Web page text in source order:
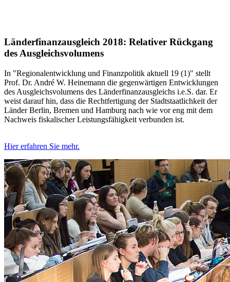
Länderfinanzausgleich 2018: Relativer Rückgang
des Ausgleichsvolumens
In "Regionalentwicklung und Finanzpolitik aktuell 19 (1)" stellt
Prof. Dr. André W. Heinemann die gegenwärtigen Entwicklungen
des Ausgleichsvolumens des Länderfinanzausgleichs i.e.S. dar. Er
weist darauf hin, dass die Rechtfertigung der Stadtstaatlichkeit der
Länder Berlin, Bremen und Hamburg nach wie vor eng mit dem
Nachweis fiskalischer Leistungsfähigkeit verbunden ist.
Hier erfahren Sie mehr.